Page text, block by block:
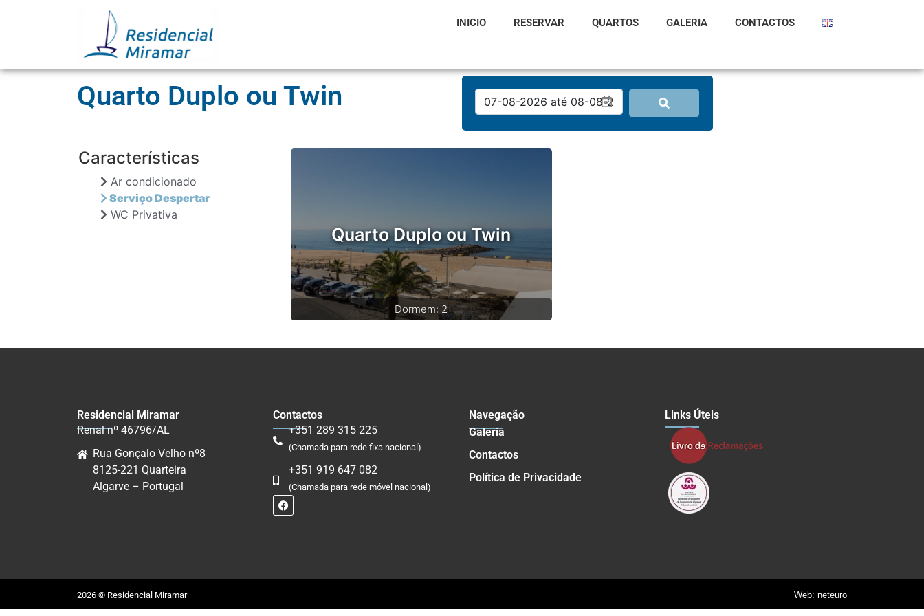
INICIO RESERVAR QUARTOS GALERIA CONTACTOS
Quarto Duplo ou Twin
Características
Ar condicionado
Serviço Despertar
WC Privativa
Quarto Duplo ou Twin
Dormem: 2
Residencial Miramar
Renal nº 46796/AL
Rua Gonçalo Velho nº8
8125-221 Quarteira
Algarve – Portugal
Contactos
+351 289 315 225
(Chamada para rede fixa nacional)
+351 919 647 082
(Chamada para rede móvel nacional)
Navegação
Galeria
Contactos
Política de Privacidade
Links Úteis
2026 © Residencial Miramar Web: neteuro